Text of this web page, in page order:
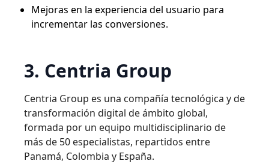
Mejoras en la experiencia del usuario para
incrementar las conversiones.
3. Centria Group
Centria Group es una compañía tecnológica y de
transformación digital de ámbito global,
formada por un equipo multidisciplinario de
más de 50 especialistas, repartidos entre
Panamá, Colombia y España.